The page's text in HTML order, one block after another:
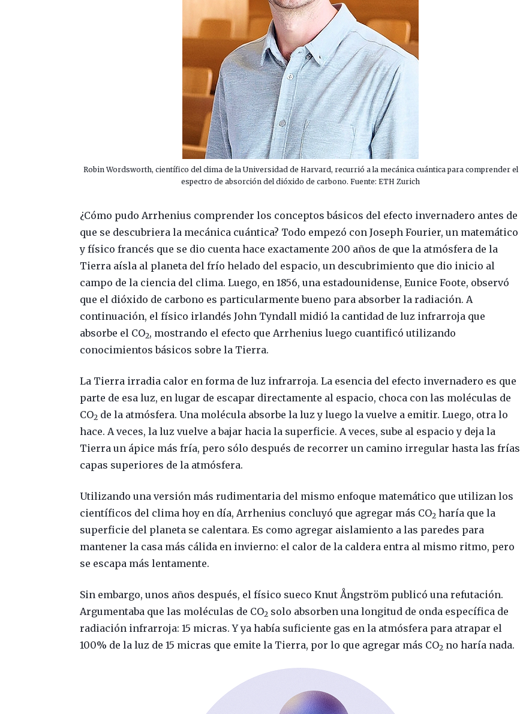
Robin Wordsworth, científico del clima de la Universidad de Harvard, recurrió a la mecánica cuántica para comprender el
espectro de absorción del dióxido de carbono. Fuente: ETH Zurich
¿Cómo pudo Arrhenius comprender los conceptos básicos del efecto invernadero antes de
que se descubriera la mecánica cuántica? Todo empezó con Joseph Fourier, un matemático
y físico francés que se dio cuenta hace exactamente 200 años de que la atmósfera de la
Tierra aísla al planeta del frío helado del espacio, un descubrimiento que dio inicio al
campo de la ciencia del clima. Luego, en 1856, una estadounidense, Eunice Foote, observó
que el dióxido de carbono es particularmente bueno para absorber la radiación. A
continuación, el físico irlandés John Tyndall midió la cantidad de luz infrarroja que
absorbe el CO2, mostrando el efecto que Arrhenius luego cuantificó utilizando
conocimientos básicos sobre la Tierra.
La Tierra irradia calor en forma de luz infrarroja. La esencia del efecto invernadero es que
parte de esa luz, en lugar de escapar directamente al espacio, choca con las moléculas de
CO2 de la atmósfera. Una molécula absorbe la luz y luego la vuelve a emitir. Luego, otra lo
hace. A veces, la luz vuelve a bajar hacia la superficie. A veces, sube al espacio y deja la
Tierra un ápice más fría, pero sólo después de recorrer un camino irregular hasta las frías
capas superiores de la atmósfera.
Utilizando una versión más rudimentaria del mismo enfoque matemático que utilizan los
científicos del clima hoy en día, Arrhenius concluyó que agregar más CO2 haría que la
superficie del planeta se calentara. Es como agregar aislamiento a las paredes para
mantener la casa más cálida en invierno: el calor de la caldera entra al mismo ritmo, pero
se escapa más lentamente.
Sin embargo, unos años después, el físico sueco Knut Ångström publicó una refutación.
Argumentaba que las moléculas de CO2 solo absorben una longitud de onda específica de
radiación infrarroja: 15 micras. Y ya había suficiente gas en la atmósfera para atrapar el
100% de la luz de 15 micras que emite la Tierra, por lo que agregar más CO2 no haría nada.